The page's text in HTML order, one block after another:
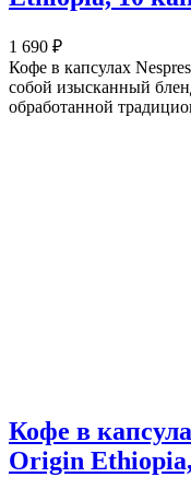
1 690 ₽
Кофе в капсулах
собой изысканный
обработанной
Кофе в
Origin